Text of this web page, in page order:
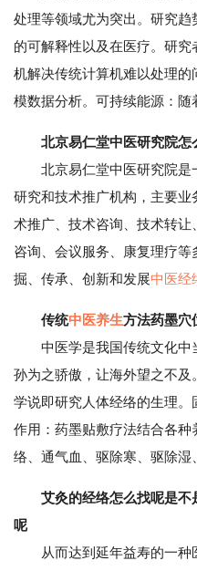
处理等领域尤为突出。研究
的可解释性以及在医疗。研
机解决传统计算机难以处理
模数据分析。可持续能源：随
北京易仁堂中医研究院怎
北京易仁堂中医研究院是
研究和技术推广机构，主要
术推广、技术咨询、技术转
咨询、会议服务、康复理疗
掘、传承、创新和发展中医经
传统中医养生方法药墨穴
中医学是我国传统文化中
孙为之骄傲，让海外望之不
学说即研究人体经络的生理。
作用：药墨贴敷疗法结合各
络、通气血、驱除寒、驱除湿
艾灸的经络怎么找呢是
呢
从而达到延年益寿的一种